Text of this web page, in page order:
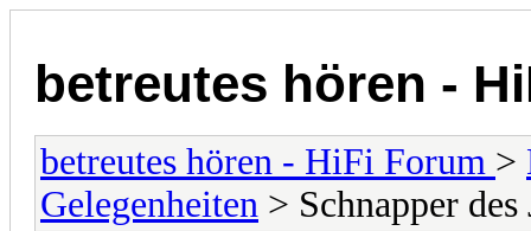
betreutes hören -
betreutes hören - HiFi Forum >
Gelegenheiten > Schnapper des